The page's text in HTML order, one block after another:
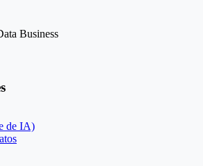
Business
de IA)